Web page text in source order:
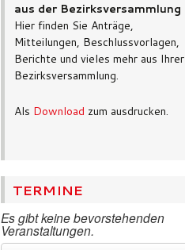
aus der Bezirksversammlung
Hier finden Sie Anträge,
Mitteilungen, Beschlussvorlagen,
Berichte und vieles mehr aus Ihrer
Bezirksversammlung.
Als Download zum ausdrucken.
TERMINE
Es gibt keine bevorstehenden
Veranstaltungen.